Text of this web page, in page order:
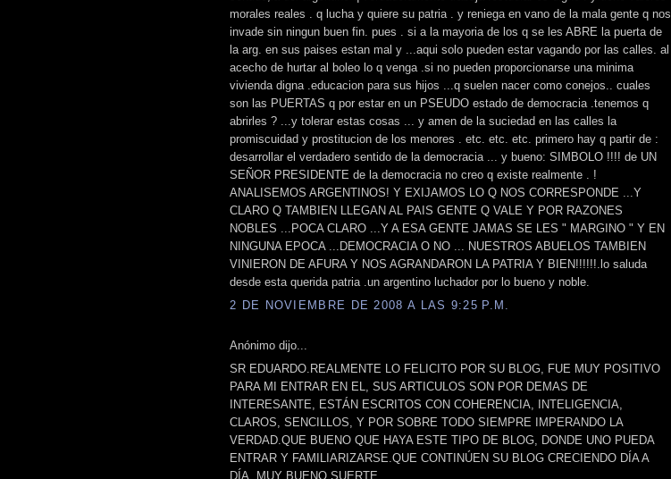
morales reales . q lucha y quiere su patria . y reniega en vano de la mala gente q nos
invade sin ningun buen fin. pues . si a la mayoria de los q se les ABRE la puerta de
la arg. en sus paises estan mal y ...aqui solo pueden estar vagando por las calles. al
acecho de hurtar al boleo lo q venga .si no pueden proporcionarse una minima
vivienda digna .educacion para sus hijos ...q suelen nacer como conejos.. cuales
son las PUERTAS q por estar en un PSEUDO estado de democracia .tenemos q
abrirles ? ...y tolerar estas cosas ... y amen de la suciedad en las calles la
promiscuidad y prostitucion de los menores . etc. etc. etc. primero hay q partir de :
desarrollar el verdadero sentido de la democracia ... y bueno: SIMBOLO !!!! de UN
SEÑOR PRESIDENTE de la democracia no creo q existe realmente . !
ANALISEMOS ARGENTINOS! Y EXIJAMOS LO Q NOS CORRESPONDE ...Y
CLARO Q TAMBIEN LLEGAN AL PAIS GENTE Q VALE Y POR RAZONES
NOBLES ...POCA CLARO ...Y A ESA GENTE JAMAS SE LES " MARGINO " Y EN
NINGUNA EPOCA ...DEMOCRACIA O NO ... NUESTROS ABUELOS TAMBIEN
VINIERON DE AFURA Y NOS AGRANDARON LA PATRIA Y BIEN!!!!!!.lo saluda
desde esta querida patria .un argentino luchador por lo bueno y noble.
2 DE NOVIEMBRE DE 2008 A LAS 9:25 P.M.
Anónimo dijo...
SR EDUARDO.REALMENTE LO FELICITO POR SU BLOG, FUE MUY POSITIVO
PARA MI ENTRAR EN EL, SUS ARTICULOS SON POR DEMAS DE
INTERESANTE, ESTÁN ESCRITOS CON COHERENCIA, INTELIGENCIA,
CLAROS, SENCILLOS, Y POR SOBRE TODO SIEMPRE IMPERANDO LA
VERDAD.QUE BUENO QUE HAYA ESTE TIPO DE BLOG, DONDE UNO PUEDA
ENTRAR Y FAMILIARIZARSE.QUE CONTINÚEN SU BLOG CRECIENDO DÍA A
DÍA, MUY BUENO.SUERTE